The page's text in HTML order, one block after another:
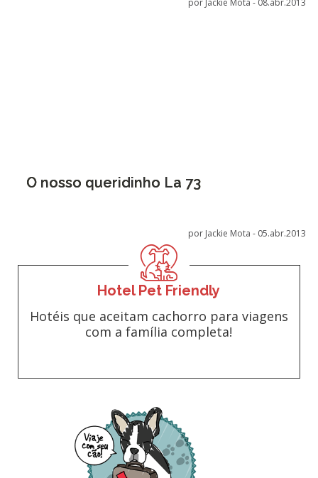
por Jackie Mota - 08.abr.2013
O nosso queridinho La 73
por Jackie Mota - 05.abr.2013
Hotel Pet Friendly
Hotéis que aceitam cachorro para viagens
com a família completa!